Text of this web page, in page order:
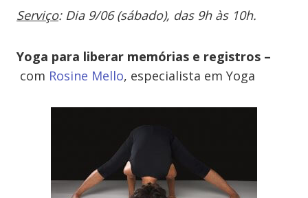
Serviço: Dia 9/06 (sábado), das 9h às 10h.
Yoga para liberar memórias e registros –
com Rosine Mello, especialista em Yoga